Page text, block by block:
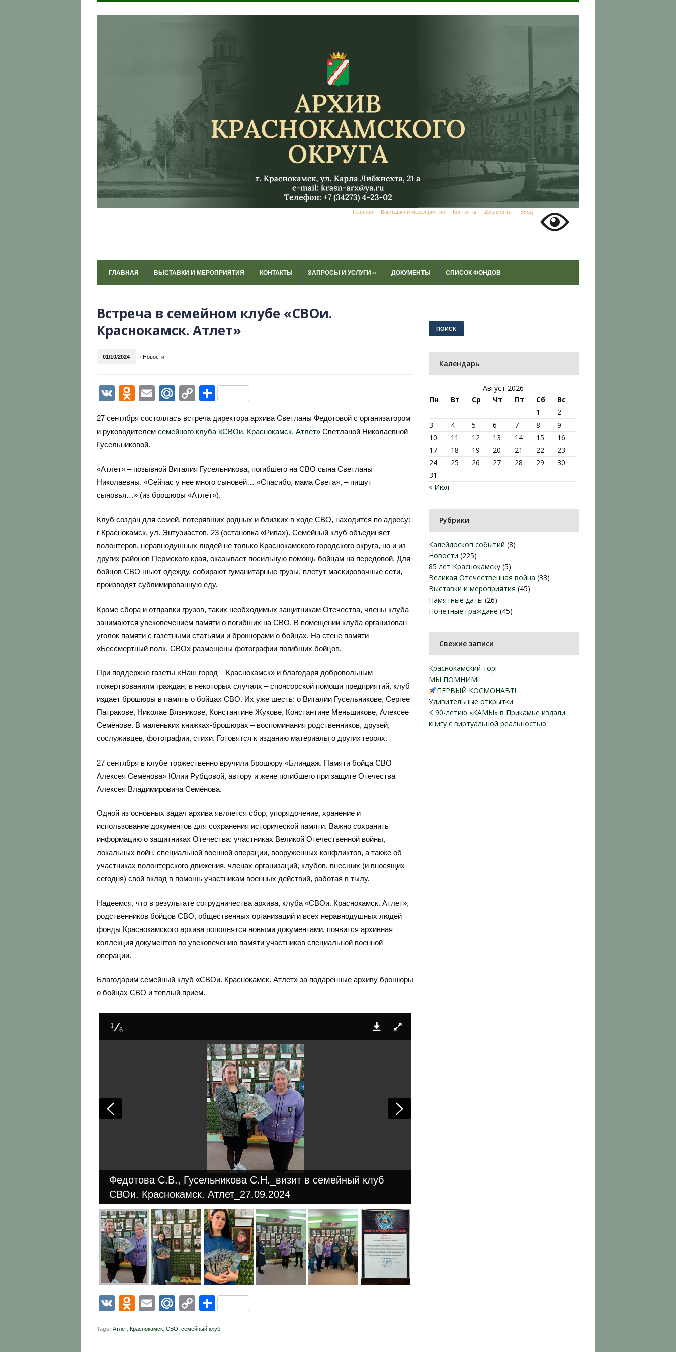
Главная Выставки и мероприятия Контакты Документы Вход
ГЛАВНАЯ ВЫСТАВКИ И МЕРОПРИЯТИЯ КОНТАКТЫ ЗАПРОСЫ И УСЛУГИ » ДОКУМЕНТЫ СПИСОК ФОНДОВ
Встреча в семейном клубе «СВОи.
Краснокамск. Атлет»
01/10/2024 / Новости
VK Odnoklassniki
EmailMail.Ru
CopyОтправить
27 сентября состоялась встреча директора архива Светланы Федотовой с организатором
и руководителем семейного клуба «СВОи. Краснокамск. Атлет» Светланой Николаевной
Гусельниковой.
«Атлет» – позывной Виталия Гусельникова, погибшего на СВО сына Светланы
Николаевны. «Сейчас у нее много сыновей… «Спасибо, мама Света», – пишут
сыновья…» (из брошюры «Атлет»).
Клуб создан для семей, потерявших родных и близких в ходе СВО, находится по адресу:
г Краснокамск, ул. Энтузиастов, 23 (остановка «Рива»). Семейный клуб объединяет
волонтеров, неравнодушных людей не только Краснокамского городского округа, но и из
других районов Пермского края, оказывает посильную помощь бойцам на передовой. Для
бойцов СВО шьют одежду, собирают гуманитарные грузы, плетут маскировочные сети,
производят сублимированную еду.
Кроме сбора и отправки грузов, таких необходимых защитникам Отечества, члены клуба
занимаются увековечением памяти о погибших на СВО. В помещении клуба организован
уголок памяти с газетными статьями и брошюрами о бойцах. На стене памяти
«Бессмертный полк. СВО» размещены фотографии погибших бойцов.
При поддержке газеты «Наш город – Краснокамск» и благодаря добровольным
пожертвованиям граждан, в некоторых случаях – спонсорской помощи предприятий, клуб
издает брошюры в память о бойцах СВО. Их уже шесть: о Виталии Гусельникове, Сергее
Патракове, Николае Вязникове, Константине Жукове, Константине Меньщикове, Алексее
Семёнове. В маленьких книжках-брошюрах – воспоминания родственников, друзей,
сослуживцев, фотографии, стихи. Готовятся к изданию материалы о других героях.
27 сентября в клубе торжественно вручили брошюру «Блиндаж. Памяти бойца СВО
Алексея Семёнова» Юлии Рубцовой, автору и жене погибшего при защите Отечества
Алексея Владимировича Семёнова.
Одной из основных задач архива является сбор, упорядочение, хранение и
использование документов для сохранения исторической памяти. Важно сохранить
информацию о защитниках Отечества: участниках Великой Отечественной войны,
локальных войн, специальной военной операции, вооруженных конфликтов, а также об
участниках волонтерского движения, членах организаций, клубов, внесших (и вносящих
сегодня) свой вклад в помощь участникам военных действий, работая в тылу.
Надеемся, что в результате сотрудничества архива, клуба «СВОи. Краснокамск. Атлет»,
родственников бойцов СВО, общественных организаций и всех неравнодушных людей
фонды Краснокамского архива пополнятся новыми документами, появится архивная
коллекция документов по увековечению памяти участников специальной военной
операции.
Благодарим семейный клуб «СВОи. Краснокамск. Атлет» за подаренные архиву брошюры
о бойцах СВО и теплый прием.
1
6
Федотова С.В., Гусельникова С.Н._визит в семейный клуб
СВОи. Краснокамск. Атлет_27.09.2024
VK Odnoklassniki
EmailMail.Ru
CopyОтправить
Tags: Атлет, Краснокамск СВО семейный клуб
Календарь
Август 2026
Пн
Вт Ср Чт Пт Сб
Вс
1
2
3
4 5 6 7 8
9
10
11 12 13 14 15
16
17
18 19 20 21 22
23
24
25 26 27 28 29
30
31
« Июл
Рубрики
Калейдоскоп событий (8)
Новости (225)
85 лет Краснокамску (5)
Великая Отечественная война (33)
Выставки и мероприятия (45)
Памятные даты (26)
Почетные граждане (45)
Свежие записи
Краснокамский торг
МЫ ПОМНИМ!
ПЕРВЫЙ КОСМОНАВТ!
Удивительные открытки
К 90-летию «КАМЫ» в Прикамье издали
книгу с виртуальной реальностью